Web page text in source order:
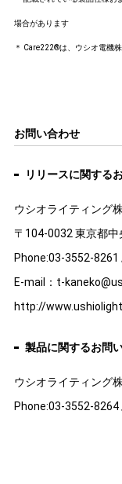
場合があります
＊ Care222®は、ウシオ電機
お問い合わせ
リリースに関する
ウシオライティン
〒104-0032 東京都中
Phone:03-3552-
E-mail：t-
http://
製品に関するお問
ウシオライティング
Phone:03-3552-